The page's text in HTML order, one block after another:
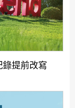
提前改寫